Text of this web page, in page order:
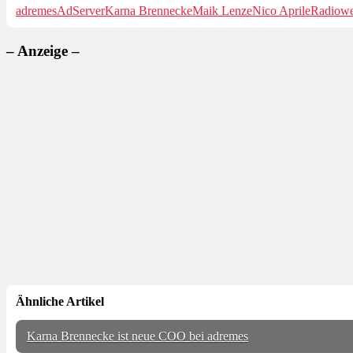
adremesAdServerKarna BrenneckeMaik LenzeNico Aprile
– Anzeige –
Ähnliche Artikel
Karna Brennecke ist neue COO bei adremes